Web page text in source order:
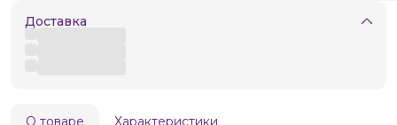
Доставка
О товаре Характеристики